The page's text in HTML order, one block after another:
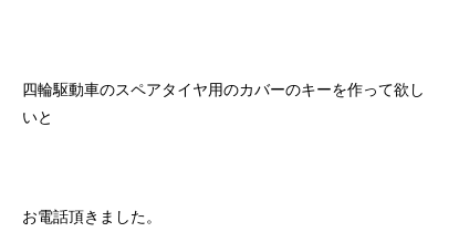
四輪駆動車のスペアタイヤ用のカバーのキーを作って欲し
いと
お電話頂きました。